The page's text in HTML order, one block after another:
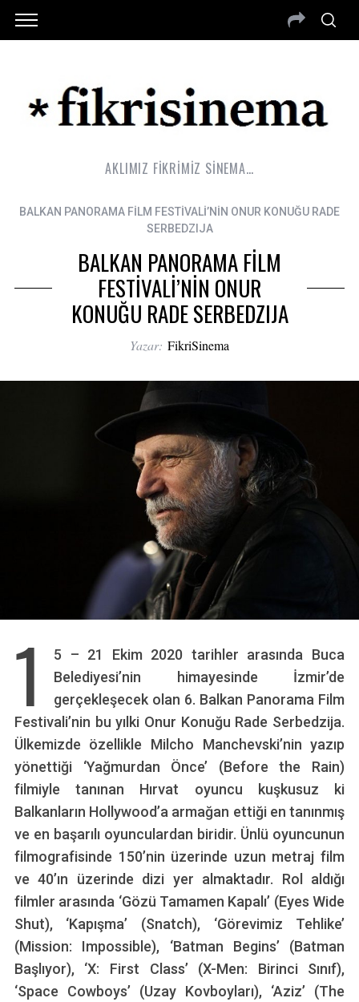
AKLIMIZ FİKRİMİZ SİNEMA…
BALKAN PANORAMA FİLM FESTİVALİ’NİN ONUR KONUĞU RADE
SERBEDZIJA
BALKAN PANORAMA FİLM
FESTİVALİ’NİN ONUR
KONUĞU RADE SERBEDZIJA
Yazar: FikriSinema
1
5 – 21 Ekim 2020 tarihler arasında Buca
Belediyesi’nin himayesinde İzmir’de
gerçekleşecek olan 6. Balkan Panorama Film
Festivali’nin bu yılki Onur Konuğu Rade Serbedzija.
Ülkemizde özellikle Milcho Manchevski’nin yazıp
yönettiği ‘Yağmurdan Önce’ (Before the Rain)
filmiyle tanınan Hırvat oyuncu kuşkusuz ki
Balkanların Hollywood’a armağan ettiği en tanınmış
ve en başarılı oyunculardan biridir. Ünlü oyuncunun
filmografisinde 150’nin üzerinde uzun metraj film
ve 40’ın üzerinde dizi yer almaktadır. Rol aldığı
filmler arasında ‘Gözü Tamamen Kapalı’ (Eyes Wide
Shut), ‘Kapışma’ (Snatch), ‘Görevimiz Tehlike’
(Mission: Impossible), ‘Batman Begins’ (Batman
Başlıyor), ‘X: First Class’ (X-Men: Birinci Sınıf),
‘Space Cowboys’ (Uzay Kovboyları), ‘Aziz’ (The